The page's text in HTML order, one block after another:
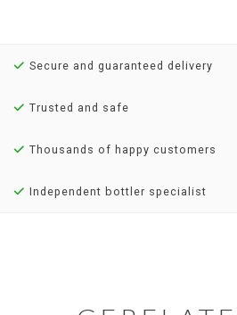
Secure and guaranteed delivery
Trusted and safe
Thousands of happy customers
Independent bottler specialist